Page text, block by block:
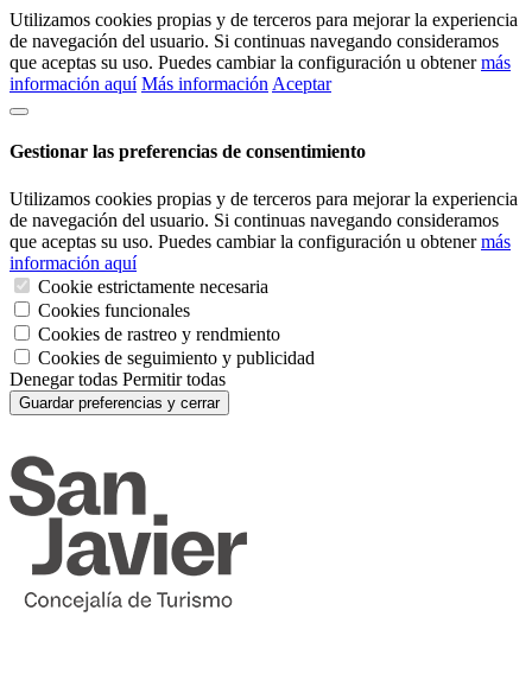
Utilizamos cookies propias y de terceros para mejorar la experiencia
de navegación del usuario. Si continuas navegando consideramos
que aceptas su uso. Puedes cambiar la configuración u obtenermás
información aquí Más información Aceptar
Gestionar las preferencias de consentimiento
Utilizamos cookies propias y de terceros para mejorar la experiencia
de navegación del usuario. Si continuas navegando consideramos
que aceptas su uso. Puedes cambiar la configuración u obtenermás
información aquí
Cookie estrictamente necesaria
Cookies funcionales
Cookies de rastreo y rendmiento
Cookies de seguimiento y publicidad
Denegar todas Permitir todas
Guardar preferencias y cerrar